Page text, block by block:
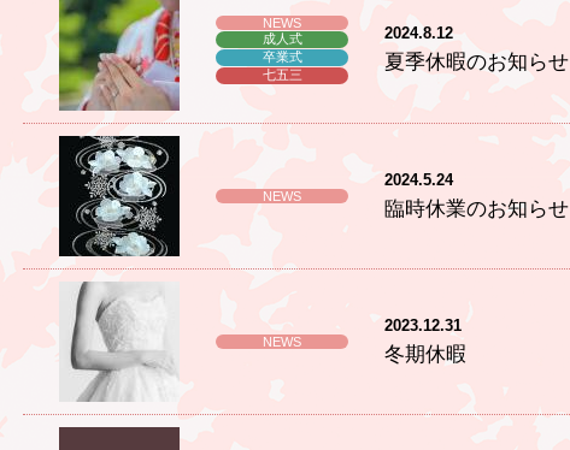
NEWS
成人式
卒業式
七五三
2024.8.12
夏季休暇のお知らせ
NEWS
2024.5.24
臨時休業のお知らせ
NEWS
2023.12.31
冬期休暇